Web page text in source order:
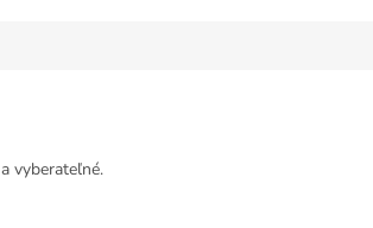
vyberateľné.